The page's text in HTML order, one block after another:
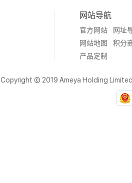
网站导航
官方网站
网址
网站地图
积分
产品定制
Copyright © 2019 Ameya Holding